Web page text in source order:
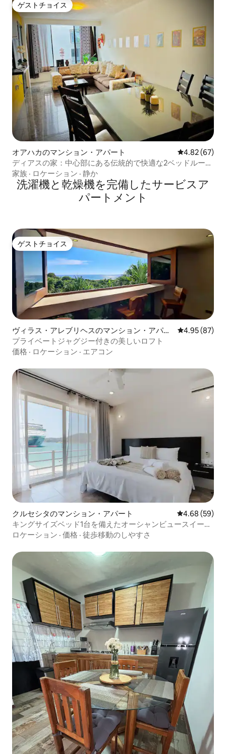
ゲストチョイス
ゲストチョイス
オアハカのマンション・アパート レビュー67
4.82 (67)
ディアスの家：中心部にある伝統的で快適な2ベッドルー
ム。
家族 · ロケーション · 静か
洗濯機と乾燥機を完備したサービスア
パートメント
ゲストチョイス
ゲストチョイス
ヴィラス・アレブリヘスのマンション・アパー
ト
レビュー87
4.95 (87)
プライベートジャグジー付きの美しいロフト
価格 · ロケーション · エアコン
クルセシタのマンション・アパート レビュー59
4.68 (59)
キングサイズベッド1台を備えたオーシャンビュースイー
ト。
ロケーション · 価格 · 徒歩移動のしやすさ